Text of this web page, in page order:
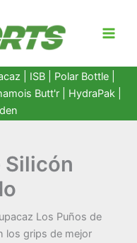
| ISB | Polar Bottle|
Butt'r HydraPak
Silicón
Los Puños de
los grips de mejor